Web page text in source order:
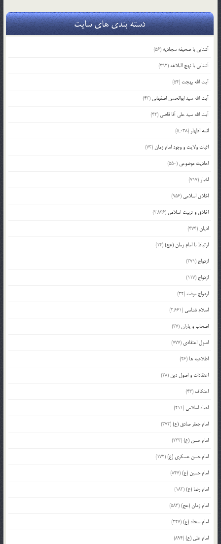
دسته بندی های سایت
آشنایی با صحیفه سجادیه (56)
آشنایی با نهج البلاغه (392)
آیت الله بهجت (54)
آیت الله سید ابوالحسن اصفهانی (43)
آیت الله سید علی آقا قاضی (42)
ائمه اطهار (5,038)
اثبات ولایت و وجود امام زمان(73)
احادیث موضوعی (550)
اخبار (717)
اخلاق اسلامی (956)
اخلاق و تربیت اسلامی (2,836)
ادیان(474)
ارتباط با امام زمان (عج)(14)
ازدواج (371)
ازدواج (117)
ازدواج موقت (32)
اسلام شناسی (2,661)
اصحاب و یاران(37)
اصول اعتقادی (777)
اطلاعیه ها (26)
اعتقادات و اصول دین (28)
اعتکاف (43)
اعیاد اسلامی (211)
امام جعفر صادق (ع)(372)
امام حسن (ع)(233)
امام حسن عسکری (ع)(172)
امام حسین (ع)(847)
امام رضا (ع)(182)
امام زمان (عج)(583)
امام سجاد (ع)(227)
امام علی (ع)(894)